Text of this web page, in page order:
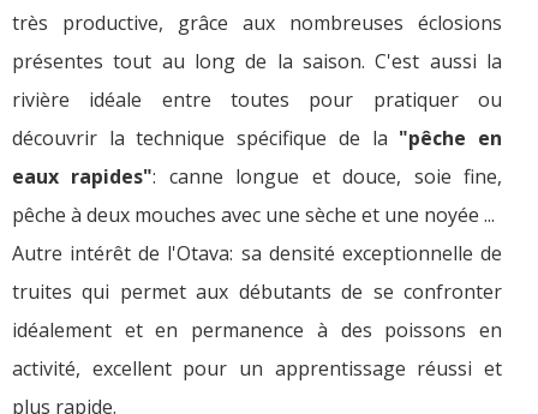
très productive, grâce aux nombreuses éclosions
présentes tout au long de la saison. C'est aussi la
rivière idéale entre toutes pour pratiquer ou
découvrir la technique spécifique de la "pêche en
eaux rapides": canne longue et douce, soie fine,
pêche à deux mouches avec une sèche et une noyée ...
Autre intérêt de l'Otava: sa densité exceptionnelle de
truites qui permet aux débutants de se confronter
idéalement et en permanence à des poissons en
activité, excellent pour un apprentissage réussi et
plus rapide.